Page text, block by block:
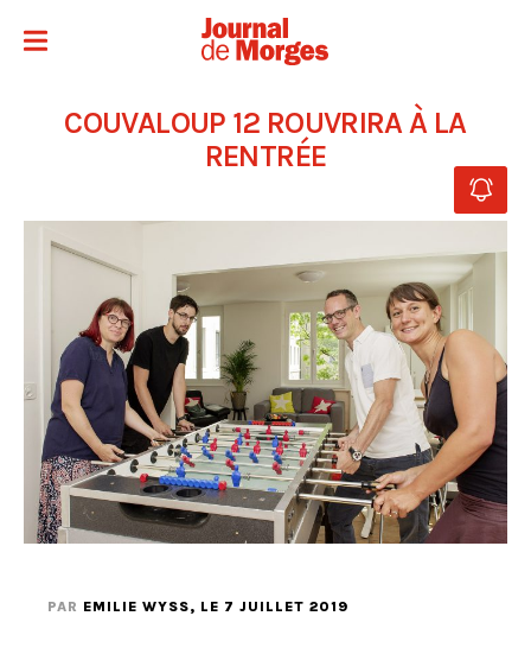
COUVALOUP 12 ROUVRIRA À LA
RENTRÉE
PAR EMILIE WYSS, LE 7 JUILLET 2019